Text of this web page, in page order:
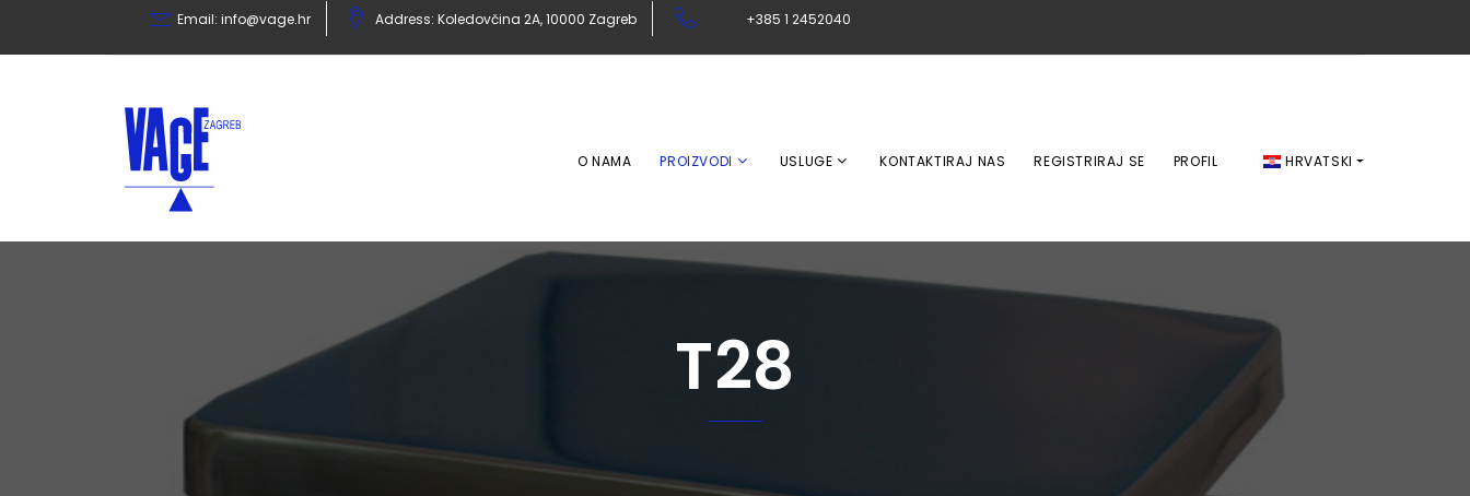
Email: info@vage.hr Address: Koledovčina 2A, 10000 Zagreb +385 1 2452040
O NAMA PROIZVODI USLUGE KONTAKTIRAJ NAS REGISTRIRAJ SE PROFIL HRVATSKI
T28